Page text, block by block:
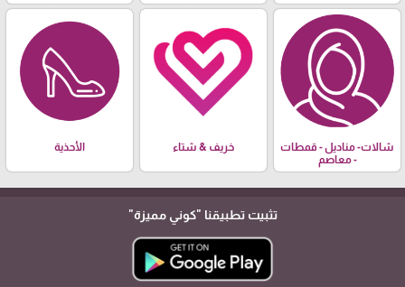
شالات- مناديل - قمطات
- معاصم
خريف & شتاء الأحذية
تثبيت تطبيقنا "كوني مميزة"